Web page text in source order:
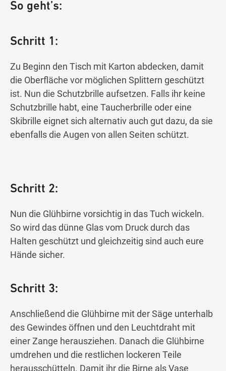
So geht’s:
Schritt 1:
Zu Beginn den Tisch mit Karton abdecken, damit
die Oberfläche vor möglichen Splittern geschützt
ist. Nun die Schutzbrille aufsetzen. Falls ihr keine
Schutzbrille habt, eine Taucherbrille oder eine
Skibrille eignet sich alternativ auch gut dazu, da sie
ebenfalls die Augen von allen Seiten schützt.
Schritt 2:
Nun die Glühbirne vorsichtig in das Tuch wickeln.
So wird das dünne Glas vom Druck durch das
Halten geschützt und gleichzeitig sind auch eure
Hände sicher.
Schritt 3:
Anschließend die Glühbirne mit der Säge unterhalb
des Gewindes öffnen und den Leuchtdraht mit
einer Zange herausziehen. Danach die Glühbirne
umdrehen und die restlichen lockeren Teile
herausschütteln. Damit ihr die Birne als Vase